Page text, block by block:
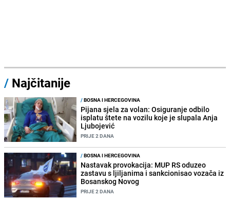
/ Najčitanije
/BOSNA I HERCEGOVINA
Pijana sjela za volan: Osiguranje odbilo
isplatu štete na vozilu koje je slupala Anja
Ljubojević
PRIJE 2 DANA
/BOSNA I HERCEGOVINA
Nastavak provokacija: MUP RS oduzeo
zastavu s ljiljanima i sankcionisao vozača iz
Bosanskog Novog
PRIJE 2 DANA